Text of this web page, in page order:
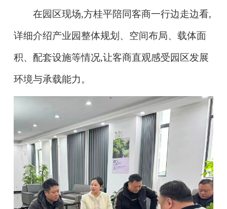
在园区现场,方桂平陪同客商一行边走边看,
详细介绍产业园整体规划、空间布局、载体面
积、配套设施等情况,让客商直观感受园区发展
环境与承载能力。